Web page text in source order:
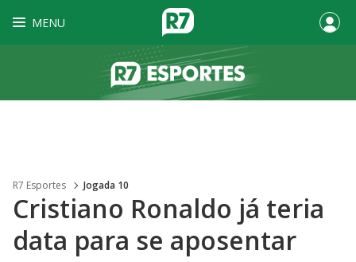
MENU
R7 Esportes Jogada 10
Cristiano Ronaldo já teria
data para se aposentar